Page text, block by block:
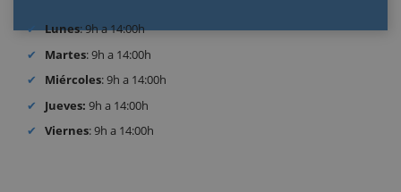
Lunes: 9h a 14:00h
Martes: 9h a 14:00h
Miércoles: 9h a 14:00h
Jueves: 9h a 14:00h
Viernes: 9h a 14:00h